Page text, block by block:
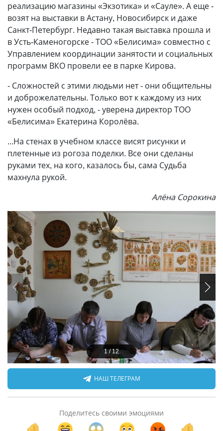
реализацию магазины «Экзотика» и «Сауле». А еще -
возят на выставки в Астану, Новосибирск и даже
Санкт-Петербург. Недавно такая выставка прошла и
в Усть-Каменогорске - ТОО «Белисима» совместно с
Управлением координации занятости и социальных
программ ВКО провели ее в парке Кирова.
- Сложностей с этими людьми нет - они общительны
и доброжелательны. Только вот к каждому из них
нужен особый подход, - уверена директор ТОО
«Белисима» Екатерина Королёва.
...На стенах в учебном классе висят рисунки и
плетенные из рогоза поделки. Все они сделаны
руками тех, на кого, казалось бы, сама Судьба
махнула рукой.
Алёна Сорокина
1/12
НАШ ТЕЛЕГРАМ
Поделитесь своими эмоциями